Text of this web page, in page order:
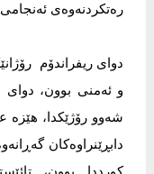
رەتكردنەوەی
دواى ریفراندۆم
شه‌وو رۆژێکدا، هێزه‌